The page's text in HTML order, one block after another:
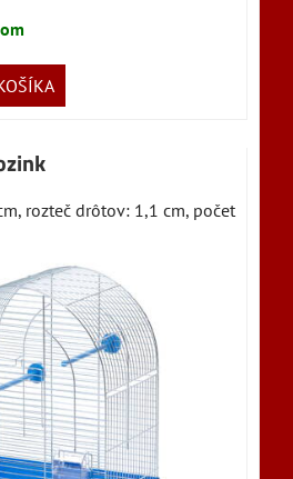
rozteč drôtov: 1,1 cm, počet